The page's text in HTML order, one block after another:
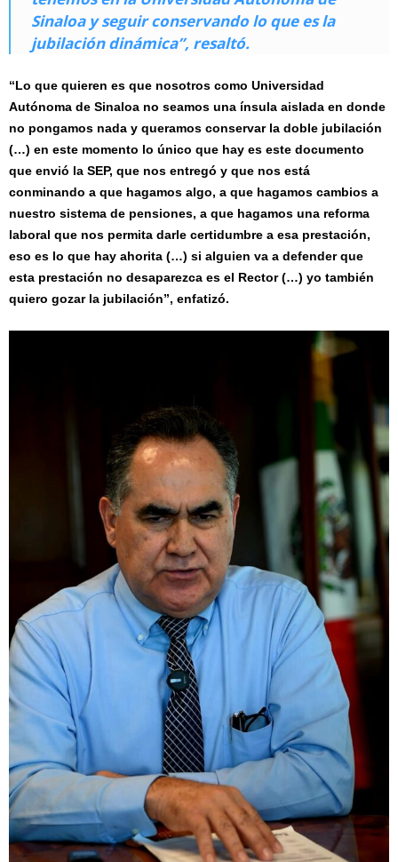
Sinaloa y seguir conservando lo que es la
jubilación dinámica”, resaltó.
“Lo que quieren es que nosotros como Universidad
Autónoma de Sinaloa no seamos una ínsula aislada en donde
no pongamos nada y queramos conservar la doble jubilación
(…) en este momento lo único que hay es este documento
que envió la SEP, que nos entregó y que nos está
conminando a que hagamos algo, a que hagamos cambios a
nuestro sistema de pensiones, a que hagamos una reforma
laboral que nos permita darle certidumbre a esa prestación,
eso es lo que hay ahorita (…) si alguien va a defender que
esta prestación no desaparezca es el Rector (…) yo también
quiero gozar la jubilación”, enfatizó.